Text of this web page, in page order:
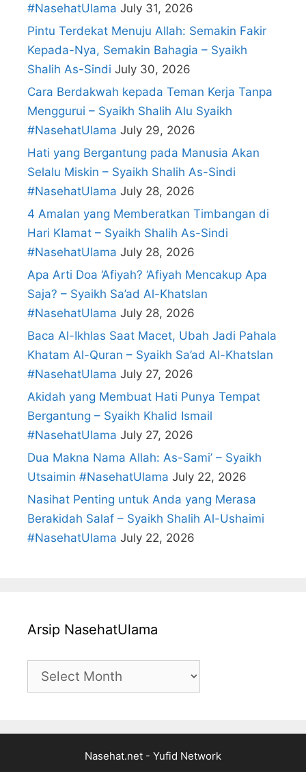
#NasehatUlama July 31, 2026
Pintu Terdekat Menuju Allah: Semakin Fakir
Kepada-Nya, Semakin Bahagia – Syaikh
Shalih As-Sindi July 30, 2026
Cara Berdakwah kepada Teman Kerja Tanpa
Menggurui – Syaikh Shalih Alu Syaikh
#NasehatUlama July 29, 2026
Hati yang Bergantung pada Manusia Akan
Selalu Miskin – Syaikh Shalih As-Sindi
#NasehatUlama July 28, 2026
4 Amalan yang Memberatkan Timbangan di
Hari KIamat – Syaikh Shalih As-Sindi
#NasehatUlama July 28, 2026
Apa Arti Doa ‘Afiyah? ‘Afiyah Mencakup Apa
Saja? – Syaikh Sa’ad Al-Khatslan
#NasehatUlama July 28, 2026
Baca Al-Ikhlas Saat Macet, Ubah Jadi Pahala
Khatam Al-Quran – Syaikh Sa’ad Al-Khatslan
#NasehatUlama July 27, 2026
Akidah yang Membuat Hati Punya Tempat
Bergantung – Syaikh Khalid Ismail
#NasehatUlama July 27, 2026
Dua Makna Nama Allah: As-Sami’ – Syaikh
Utsaimin #NasehatUlama July 22, 2026
Nasihat Penting untuk Anda yang Merasa
Berakidah Salaf – Syaikh Shalih Al-Ushaimi
#NasehatUlama July 22, 2026
Arsip NasehatUlama
Arsip
Nasehat.net - Yufid Network